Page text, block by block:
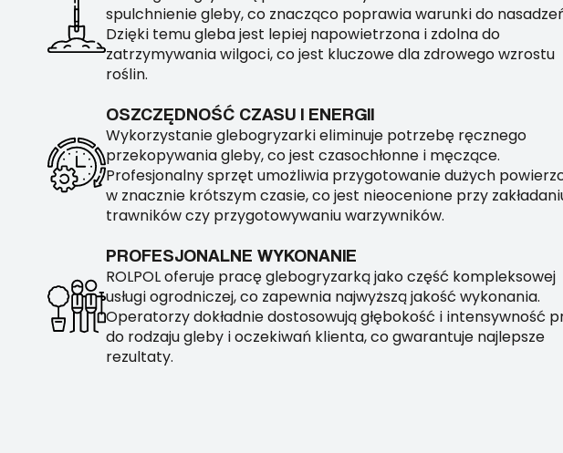
spulchnienie gleby, co znacząco poprawia warunki do
Dzięki temu gleba jest lepiej napowietrzona i zdolna do
zatrzymywania wilgoci, co jest kluczowe dla zdrowego wzrostu
roślin.
OSZCZĘDNOŚĆ CZASU I ENERGII
Wykorzystanie glebogryzarki eliminuje potrzebę ręcznego
przekopywania gleby, co jest czasochłonne i męczące.
Profesjonalny sprzęt umożliwia przygotowanie dużych
w znacznie krótszym czasie, co jest nieocenione przy
trawników czy przygotowywaniu warzywników.
PROFESJONALNE WYKONANIE
ROLPOL oferuje pracę glebogryzarką jako część kompleksowej
usługi ogrodniczej, co zapewnia najwyższą jakość wykonania.
Operatorzy dokładnie dostosowują głębokość i intensywność
do rodzaju gleby i oczekiwań klienta, co gwarantuje najlepsze
rezultaty.